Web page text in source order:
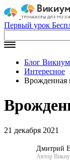
Первый урок
Блог Викиум
Интересное
Врожденная
21 декабря 2021
Дмитрий
Автор